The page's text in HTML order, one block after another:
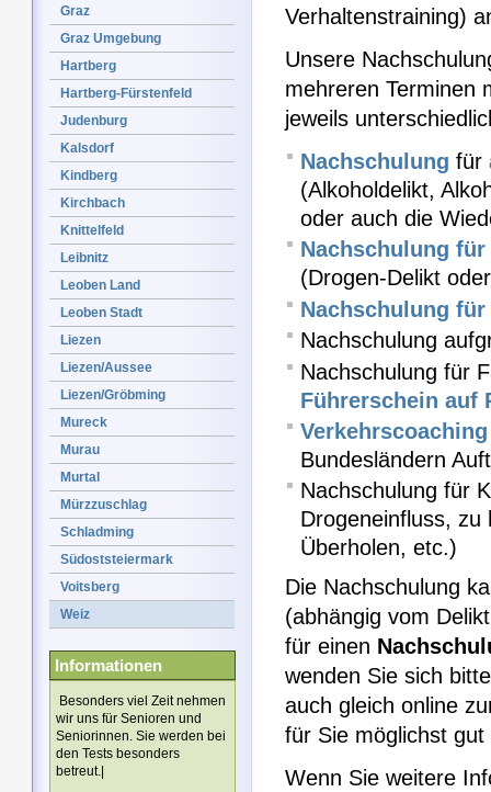
Graz
Graz Umgebung
Hartberg
Hartberg-Fürstenfeld
Judenburg
Kalsdorf
Kindberg
Kirchbach
Knittelfeld
Leibnitz
Leoben Land
Leoben Stadt
Liezen
Liezen/Aussee
Liezen/Gröbming
Mureck
Murau
Murtal
Mürzzuschlag
Schladming
Südoststeiermark
Voitsberg
Weiz
Informationen
Besonders viel Zeit nehmen
wir uns für Senioren und
Seniorinnen. Sie werden bei
den Tests besonders
betreut.|
Verhaltenstraining)
Unsere
mehreren Terminen
jeweils
Nachschulung für
(Alkoholdelikt,
oder auch die
Nachschulung
(Drogen-Delikt
Nachschulung
Nachschulung
Nachschulung für
Führerschein auf
Verkehrscoaching
Bundesländern
Nachschulung für
Drogeneinfluss, zu
Überholen, etc.)
Die Nachschulung
(abhängig vom
für einen
wenden Sie sich
auch gleich online
für Sie möglichst
Wenn Sie weitere